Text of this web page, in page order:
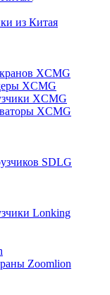
из Китая
XCMG
XCMG
XCMG
XCMG
SDLG
Lonking
Zoomlion